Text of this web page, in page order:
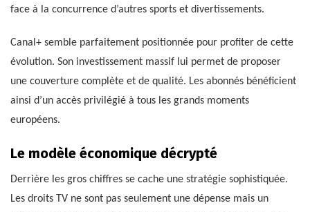
face à la concurrence d’autres sports et divertissements.
Canal+ semble parfaitement positionnée pour profiter de cette
évolution. Son investissement massif lui permet de proposer
une couverture complète et de qualité. Les abonnés bénéficient
ainsi d’un accès privilégié à tous les grands moments
européens.
Le modèle économique décrypté
Derrière les gros chiffres se cache une stratégie sophistiquée.
Les droits TV ne sont pas seulement une dépense mais un